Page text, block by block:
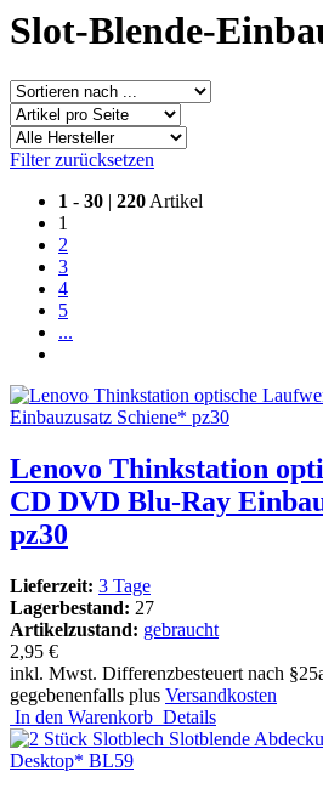
Slot-Blende-
Filter zurücksetzen
1 - 30 | 220 Artikel
1
2
3
4
5
...
Lenovo Thinkstation
CD DVD Blu-Ray
pz30
Lieferzeit: 3 Tage
Lagerbestand: 27
Artikelzustand: gebraucht
2,95 €
inkl. Mwst. Differenzbesteuert nach
gegebenenfalls plus Versandkosten
In den Warenkorb Details